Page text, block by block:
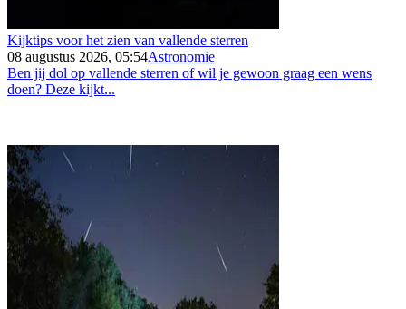
Kijktips voor het zien van vallende sterren
08 augustus 2026, 05:54Astronomie
Ben jij dol op vallende sterren of wil je gewoon graag een wens
doen? Deze kijkt...